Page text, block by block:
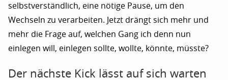
selbstverständlich, eine nötige Pause, um den
Wechseln zu verarbeiten. Jetzt drängt sich mehr und
mehr die Frage auf, welchen Gang ich denn nun
einlegen will, einlegen sollte, wollte, könnte, müsste?
Der nächste Kick lässt auf sich warten